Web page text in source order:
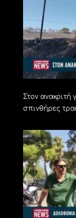
Στον ανακριτή
σπινθήρες